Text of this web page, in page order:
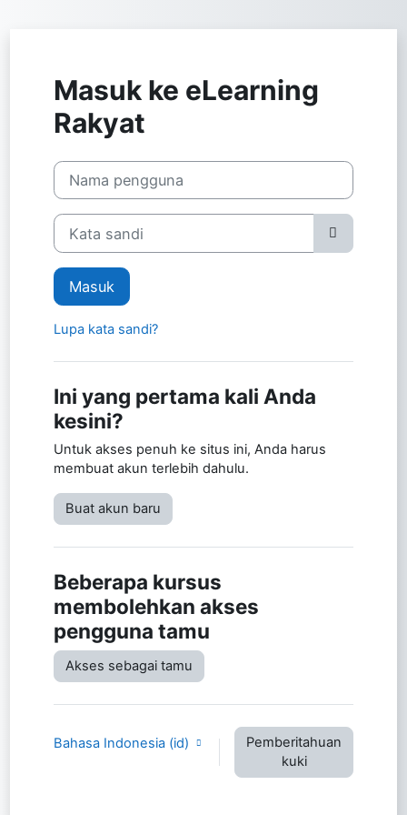
Masuk ke eLearning
Rakyat
Abaikan untuk membuat akun baru
Nama pengguna
Kata sandi
Masuk
Lupa kata sandi?
Ini yang pertama kali Anda
kesini?
Untuk akses penuh ke situs ini, Anda harus
membuat akun terlebih dahulu.
Buat akun baru
Beberapa kursus
membolehkan akses
pengguna tamu
Akses sebagai tamu
Bahasa Indonesia ‎(id)‎
Pemberitahuan
kuki